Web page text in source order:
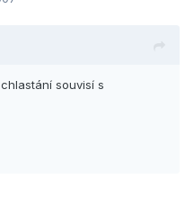
souvisí s